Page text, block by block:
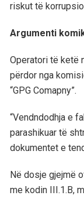
riskut të
Argumenti
Operatori të ketë
përdor nga
“GPG Comapny”.
“Vendndodhja e
parashikuar të
dokumentet e
Në dosje gjejmë
me kodin III.1.B,